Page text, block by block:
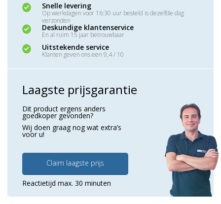
Snelle levering
Op werkdagen voor 16:30 uur besteld is dezelfde dag
verzonden
Deskundige klantenservice
En al ruim 15 jaar betrouwbaar
Uitstekende service
Klanten geven ons een 9,4 / 10
Laagste prijsgarantie
Dit product ergens anders
goedkoper gevonden?
Wij doen graag nog wat extra’s
voor u!
Claim laagste prijs
Reactietijd max. 30 minuten